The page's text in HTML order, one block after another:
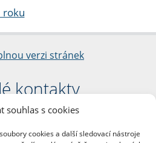
souhlas s cookies
cookies a další sledovací nástroje
roku
verzi stránek
kontakty
fakulta
Palacha 1/2